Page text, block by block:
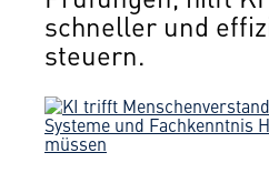
schneller und
steuern.